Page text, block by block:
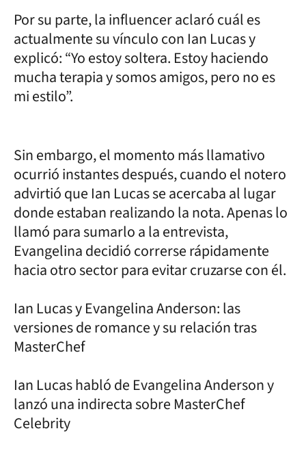
Por su parte, la influencer aclaró cuál es
actualmente su vínculo con Ian Lucas y
explicó: “Yo estoy soltera. Estoy haciendo
mucha terapia y somos amigos, pero no es
mi estilo”.
Sin embargo, el momento más llamativo
ocurrió instantes después, cuando el notero
advirtió que Ian Lucas se acercaba al lugar
donde estaban realizando la nota. Apenas lo
llamó para sumarlo a la entrevista,
Evangelina decidió correrse rápidamente
hacia otro sector para evitar cruzarse con él.
Ian Lucas y Evangelina Anderson: las
versiones de romance y su relación tras
MasterChef
Ian Lucas habló de Evangelina Anderson y
lanzó una indirecta sobre MasterChef
Celebrity